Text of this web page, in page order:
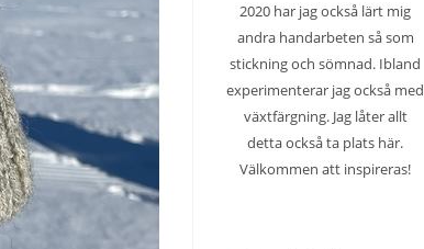
2020 har jag också lärt mig
andra handarbeten så som
stickning och sömnad. Ibland
experimenterar jag också med
växtfärgning. Jag låter allt
detta också ta plats här.
Välkommen att inspireras!